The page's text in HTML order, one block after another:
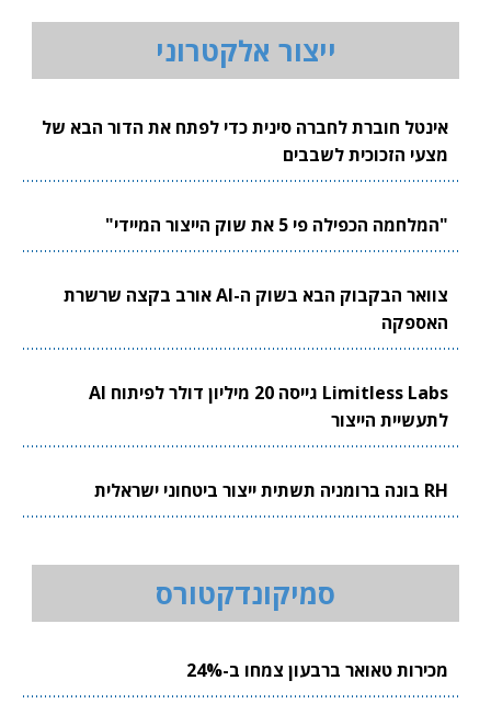
ייצור אלקטרוני
אינטל חוברת לחברה סינית כדי לפתח את הדור הבא של
מצעי הזכוכית לשבבים
"המלחמה הכפילה פי 5 את שוק הייצור המיידי"
צוואר הבקבוק הבא בשוק ה-AI אורב בקצה שרשרת
האספקה
Limitless Labs גייסה 20 מיליון דולר לפיתוח AI
לתעשיית הייצור
RH בונה ברומניה תשתית ייצור ביטחוני ישראלית
סמיקונדקטורס
מכירות טאואר ברבעון צמחו ב-24%